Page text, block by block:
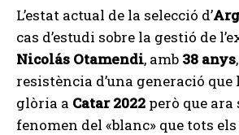
L’estat actual de la selecció d’
cas d’estudi sobre la gestió de
Nicolás Otamendi, amb 38 anys
resistència d’una generació
glòria a Catar 2022 però que ara
fenomen del «blanc» que tots